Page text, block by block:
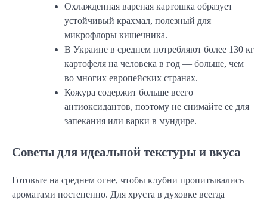
Охлажденная вареная картошка образует
устойчивый крахмал, полезный для
микрофлоры кишечника.
В Украине в среднем потребляют более 130 кг
картофеля на человека в год — больше, чем
во многих европейских странах.
Кожура содержит больше всего
антиоксидантов, поэтому не снимайте ее для
запекания или варки в мундире.
Советы для идеальной текстуры и вкуса
Готовьте на среднем огне, чтобы клубни пропитывались
ароматами постепенно. Для хруста в духовке всегда